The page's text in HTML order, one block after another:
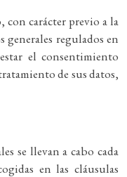
carácter previo a la
generales regulados en
el consentimiento
de sus datos,
se llevan a cabo cada
en las cláusulas